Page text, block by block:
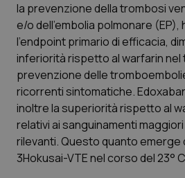
Studi e Analisi
Lettere al direttore
Edizioni Regionali
QS Pro
Professionisti Sanitari.AI
la prevenzione della trombosi
e/o dell’embolia polmonare (EP),
l’endpoint primario di efficacia,
inferiorità rispetto al warfarin
prevenzione delle
ricorrenti sintomatiche.
inoltre la superiorità rispetto al
relativi ai sanguinamenti
rilevanti. Questo quanto emerge
3Hokusai-VTE nel corso del 23°